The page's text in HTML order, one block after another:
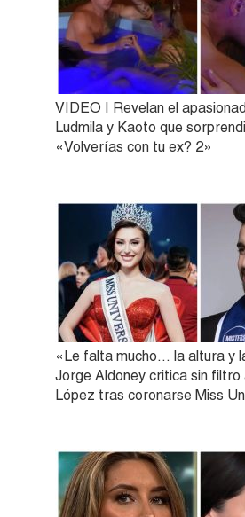
VIDEO | Revelan el
Ludmila y Kaoto que
«Volverías con tu ex? 2»
«Le falta mucho… la altura y
Jorge Aldoney critica sin filtro
López tras coronarse Miss